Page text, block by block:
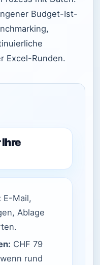
Budget-Ist-
Excel-Runden.
E-Mail,
Ablage
CHF 79
rund